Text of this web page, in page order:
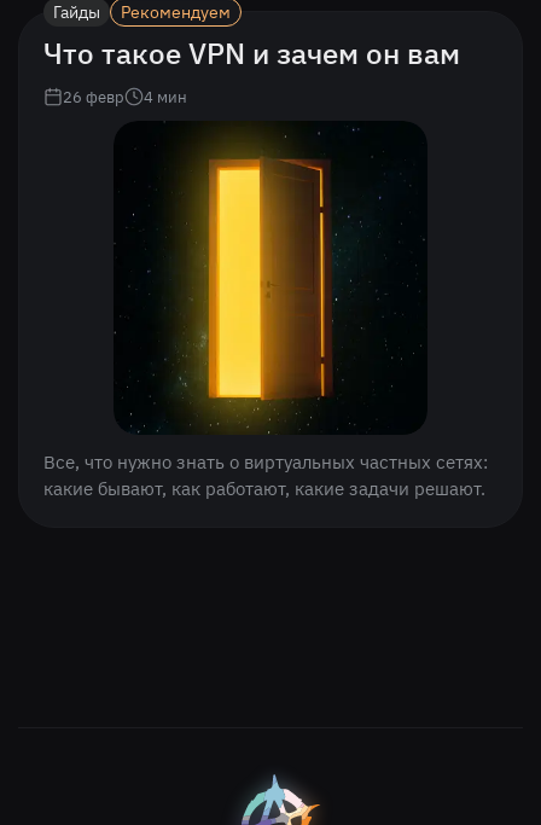
Гайды Рекомендуем
Что такое VPN и зачем он вам
26 февр 4 мин
Все, что нужно знать о виртуальных частных сетях:
какие бывают, как работают, какие задачи решают.